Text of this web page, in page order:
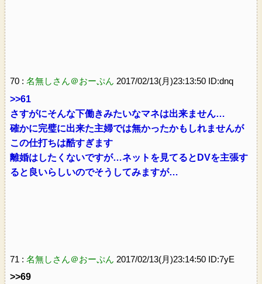
70 : 名無しさん＠おーぷん 2017/02/13(月)23:13:50 ID:dnq
>>61
さすがにそんな下働きみたいなマネは出来ません…
確かに完璧に出来た主婦では無かったかもしれませんが
この仕打ちは酷すぎます
離婚はしたくないですが…ネットを見てるとDVを主張す
ると良いらしいのでそうしてみますが…
71 : 名無しさん＠おーぷん 2017/02/13(月)23:14:50 ID:7yE
>>69